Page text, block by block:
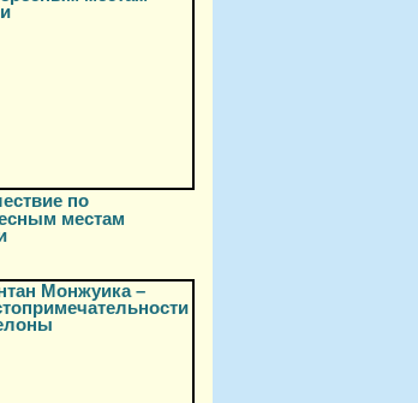
по
местам